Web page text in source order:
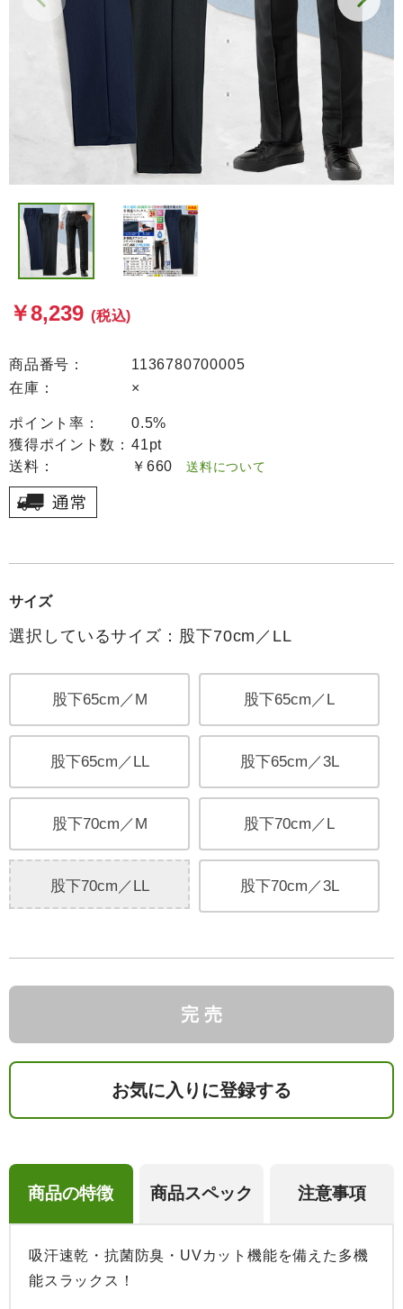
￥8,239 (税込)
商品番号：
1136780700005
在庫：
×
ポイント率：
0.5%
獲得ポイント数： 41pt
送料：
￥660 送料について
サイズ
選択しているサイズ：股下70cm／LL
股下65cm／M 股下65cm／L
股下65cm／LL 股下65cm／3L
股下70cm／M 股下70cm／L
股下70cm／LL 股下70cm／3L
完 売
お気に入りに登録する
商品の特徴 商品スペック 注意事項
吸汗速乾・抗菌防臭・UVカット機能を備えた多機
能スラックス！